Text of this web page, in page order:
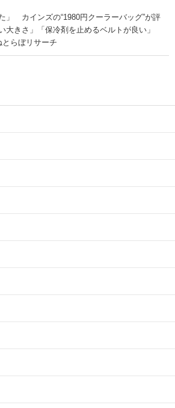
」 カインズの“1980円クーラーバッグ”が評
きさ」「保冷剤を止めるベルトが良い」
とらぼリサーチ